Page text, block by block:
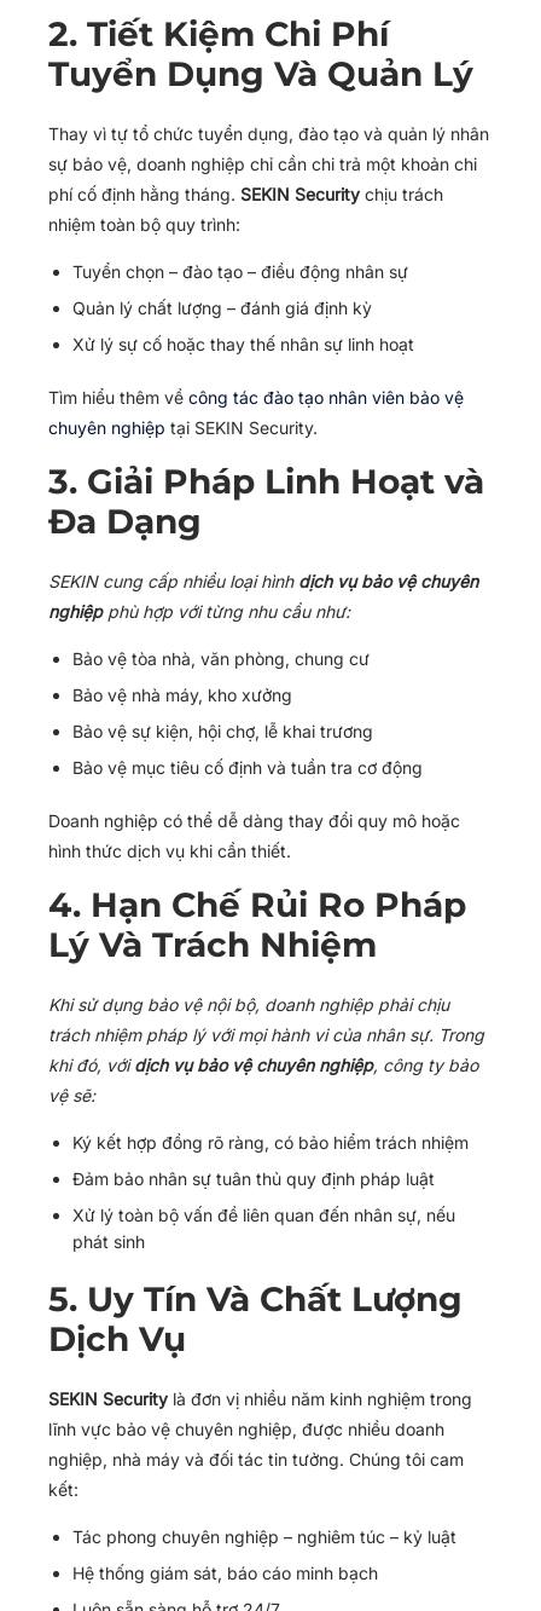
2. Tiết Kiệm Chi Phí
Tuyển Dụng Và Quản Lý
Thay vì tự tổ chức tuyển dụng, đào tạo và quản lý nhân
sự bảo vệ, doanh nghiệp chỉ cần chi trả một khoản chi
phí cố định hằng tháng. SEKIN Security chịu trách
nhiệm toàn bộ quy trình:
Tuyển chọn – đào tạo – điều động nhân sự
Quản lý chất lượng – đánh giá định kỳ
Xử lý sự cố hoặc thay thế nhân sự linh hoạt
Tìm hiểu thêm về công tác đào tạo nhân viên bảo vệ
chuyên nghiệp tại SEKIN Security.
3. Giải Pháp Linh Hoạt và
Đa Dạng
SEKIN cung cấp nhiều loại hình dịch vụ bảo vệ chuyên
nghiệpphù hợp với từng nhu cầu như:
Bảo vệ tòa nhà, văn phòng, chung cư
Bảo vệ nhà máy, kho xưởng
Bảo vệ sự kiện, hội chợ, lễ khai trương
Bảo vệ mục tiêu cố định và tuần tra cơ động
Doanh nghiệp có thể dễ dàng thay đổi quy mô hoặc
hình thức dịch vụ khi cần thiết.
4. Hạn Chế Rủi Ro Pháp
Lý Và Trách Nhiệm
Khi sử dụng bảo vệ nội bộ, doanh nghiệp phải chịu
trách nhiệm pháp lý với mọi hành vi của nhân sự. Trong
khi đó, vớidịch vụ bảo vệ chuyên nghiệp, công ty bảo
vệ sẽ:
Ký kết hợp đồng rõ ràng, có bảo hiểm trách nhiệm
Đảm bảo nhân sự tuân thủ quy định pháp luật
Xử lý toàn bộ vấn đề liên quan đến nhân sự, nếu
phát sinh
5. Uy Tín Và Chất Lượng
Dịch Vụ
SEKIN Security là đơn vị nhiều năm kinh nghiệm trong
lĩnh vực bảo vệ chuyên nghiệp, được nhiều doanh
nghiệp, nhà máy và đối tác tin tưởng. Chúng tôi cam
kết:
Tác phong chuyên nghiệp – nghiêm túc – kỷ luật
Hệ thống giám sát, báo cáo minh bạch